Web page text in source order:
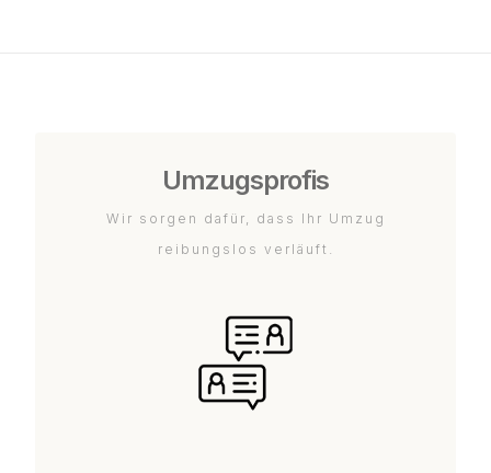
Umzugsprofis
Wir sorgen dafür, dass Ihr Umzug
reibungslos verläuft.